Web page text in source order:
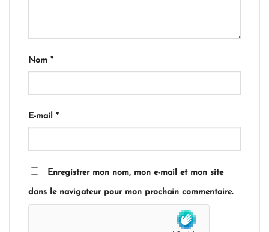
Nom *
E-mail *
Enregistrer mon nom, mon e-mail et mon site
dans le navigateur pour mon prochain commentaire.